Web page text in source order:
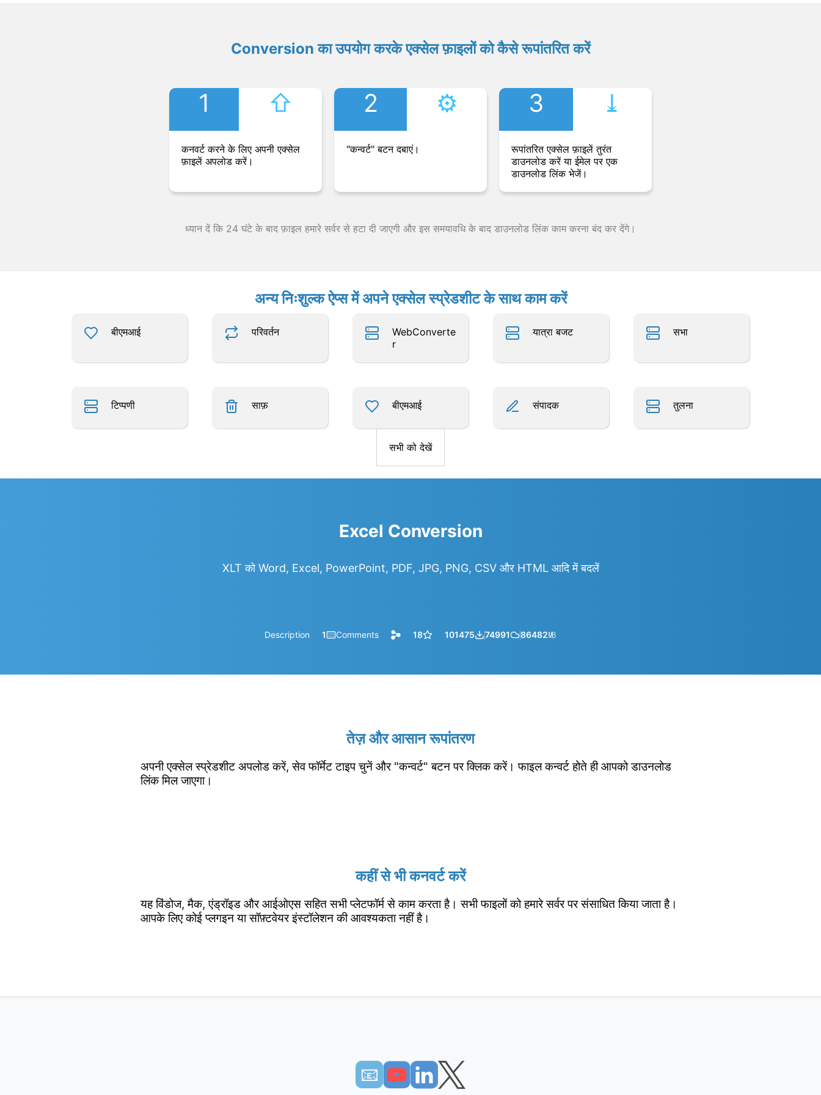
Conversion का उपयोग करके एक्सेल फ़ाइलों को कैसे रूपांतरित करें
1 ⇧︎
कनवर्ट करने के लिए अपनी एक्सेल
फ़ाइलें अपलोड करें।
2 ⚙︎
"कन्वर्ट" बटन दबाएं।
3 ⤓︎
रूपांतरित एक्सेल फ़ाइलें तुरंत
डाउनलोड करें या ईमेल पर एक
डाउनलोड लिंक भेजें।
ध्यान दें कि 24 घंटे के बाद फ़ाइल हमारे सर्वर से हटा दी जाएगी और इस समयावधि के बाद डाउनलोड लिंक काम करना बंद कर देंगे।
अन्य निःशुल्क ऐप्स में अपने एक्सेल स्प्रेडशीट के साथ काम करें
बीएमआई परिवर्तन
WebConverte
r
यात्रा बजट सभा
टिप्पणी साफ़ बीएमआई संपादक तुलना
सभी को देखें
Excel Conversion
XLT को Word, Excel, PowerPoint, PDF, JPG, PNG, CSV और HTML आदि में बदलें
Description 1 Comments 18 101475 74991 86482㎆︎
तेज़ और आसान रूपांतरण
अपनी एक्सेल स्प्रेडशीट अपलोड करें, सेव फॉर्मेट टाइप चुनें और "कन्वर्ट" बटन पर क्लिक करें। फाइल कन्वर्ट होते ही आपको डाउनलोड
लिंक मिल जाएगा।
कहीं से भी कनवर्ट करें
यह विंडोज, मैक, एंड्रॉइड और आईओएस सहित सभी प्लेटफॉर्म से काम करता है। सभी फाइलों को हमारे सर्वर पर संसाधित किया जाता है।
आपके लिए कोई प्लगइन या सॉफ़्टवेयर इंस्टॉलेशन की आवश्यकता नहीं है।
📧︎